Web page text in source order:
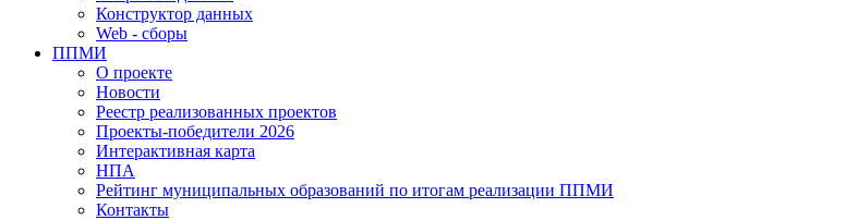
Конструктор данных
Web - сборы
ППМИ
О проекте
Новости
Реестр реализованных проектов
Проекты-победители 2026
Интерактивная карта
НПА
Рейтинг муниципальных образований по итогам реализации ППМИ
Контакты